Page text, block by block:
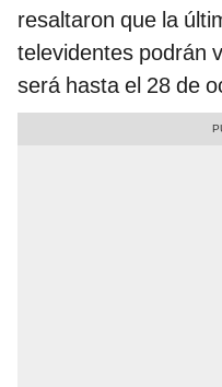
resaltaron que la
televidentes podrán
será hasta el 28 de